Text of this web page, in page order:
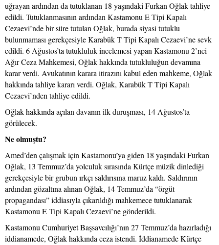
uğrayan ardından da tutuklanan 18 yaşındaki Furkan Oğlak tahliye
edildi. Tutuklanmasının ardından Kastamonu E Tipi Kapalı
Cezaevi’nde bir süre tutulan Oğlak, burada siyasi tutuklu
bulunmaması gerekçesiyle Karabük T Tipi Kapalı Cezaevi’ne sevk
edildi. 6 Ağustos’ta tutukluluk incelemesi yapan Kastamonu 2’nci
Ağır Ceza Mahkemesi, Oğlak hakkında tutukluluğun devamına
karar verdi. Avukatının karara itirazını kabul eden mahkeme, Oğlak
hakkında tahliye kararı verdi. Oğlak, Karabük T Tipi Kapalı
Cezaevi’nden tahliye edildi.
Oğlak hakkında açılan davanın ilk duruşması, 14 Ağustos’ta
görülecek.
Ne olmuştu?
Amed’den çalışmak için Kastamonu’ya giden 18 yaşındaki Furkan
Oğlak, 13 Temmuz’da yolculuk sırasında Kürtçe müzik dinlediği
gerekçesiyle bir grubun ırkçı saldırısına maruz kaldı. Saldırının
ardından gözaltına alınan Oğlak, 14 Temmuz’da “örgüt
propagandası” iddiasıyla çıkarıldığı mahkemece tutuklanarak
Kastamonu E Tipi Kapalı Cezaevi’ne gönderildi.
Kastamonu Cumhuriyet Başsavcılığı’nın 27 Temmuz’da hazırladığı
iddianamede, Oğlak hakkında ceza istendi. İddianamede Kürtçe